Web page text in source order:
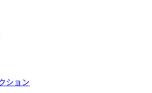
ション